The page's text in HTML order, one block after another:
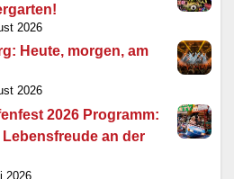
2026
Heute, morgen, am
2026
2026 Programm:
an der
2026